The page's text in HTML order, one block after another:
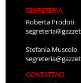
SEGRETERIA
Roberta Prodoti
Stefania Muscolo
CONTATTACI